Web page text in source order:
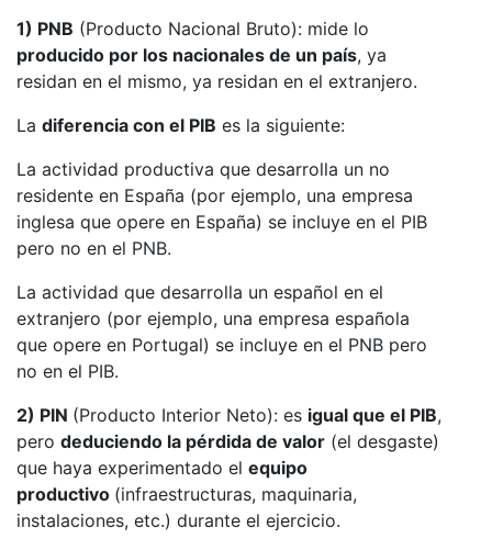
1) PNB (Producto Nacional Bruto): mide lo
producido por los nacionales de un país, ya
residan en el mismo, ya residan en el extranjero.
La diferencia con el PIB es la siguiente:
La actividad productiva que desarrolla un no
residente en España (por ejemplo, una empresa
inglesa que opere en España) se incluye en el PIB
pero no en el PNB.
La actividad que desarrolla un español en el
extranjero (por ejemplo, una empresa española
que opere en Portugal) se incluye en el PNB pero
no en el PIB.
2) PIN (Producto Interior Neto): es igual que el PIB,
pero deduciendo la pérdida de valor (el desgaste)
que haya experimentado el equipo
productivo (infraestructuras, maquinaria,
instalaciones, etc.) durante el ejercicio.